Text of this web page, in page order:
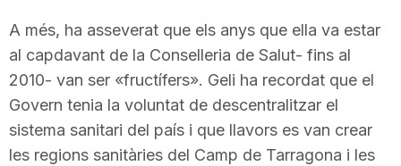
A més, ha asseverat que els anys que ella va estar
al capdavant de la Conselleria de Salut- fins al
2010- van ser «fructífers». Geli ha recordat que el
Govern tenia la voluntat de descentralitzar el
sistema sanitari del país i que llavors es van crear
les regions sanitàries del Camp de Tarragona i les